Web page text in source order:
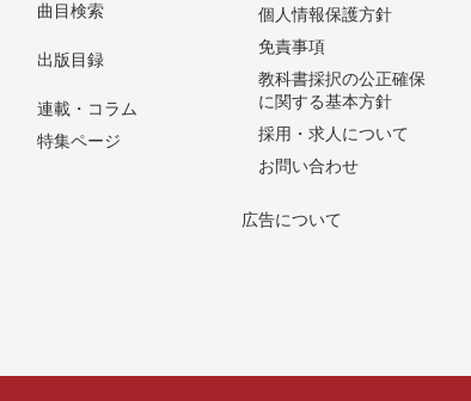
曲目検索
出版目録
連載・コラム
特集ページ
個人情報保護方針
免責事項
教科書採択の公正確保
に関する基本方針
採用・求人について
お問い合わせ
広告について